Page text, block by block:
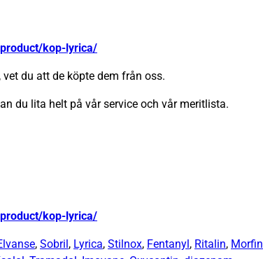
kop-lyrica/
du att de köpte dem från oss.
du lita helt på vår service och vår meritlista.
kop-lyrica/
, Sobril , Lyrica, Stilnox, Fentanyl , Ritalin, Morfin